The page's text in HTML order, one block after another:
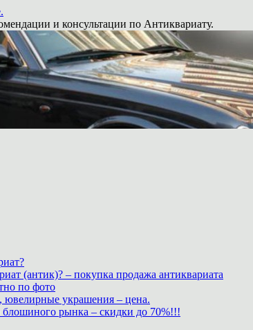
и консультации по Антиквариату.
(антик)? – покупка продажа антиквариата
по фото
ювелирные украшения – цена.
рынка – скидки до 70%!!!